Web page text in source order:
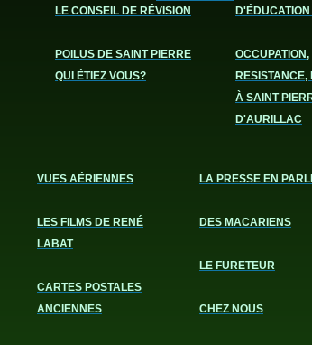
LE CONSEIL DE RÉVISION
POILUS DE SAINT PIERRE
QUI ÉTIEZ VOUS?
OCCUPATION,
RESISTANCE,
À SAINT
D'AURILLAC
VUES AÉRIENNES
LES FILMS DE RENÉ
LABAT
CARTES POSTALES
ANCIENNES
LA PRESSE EN
DES MACARIENS
LE FURETEUR
CHEZ NOUS